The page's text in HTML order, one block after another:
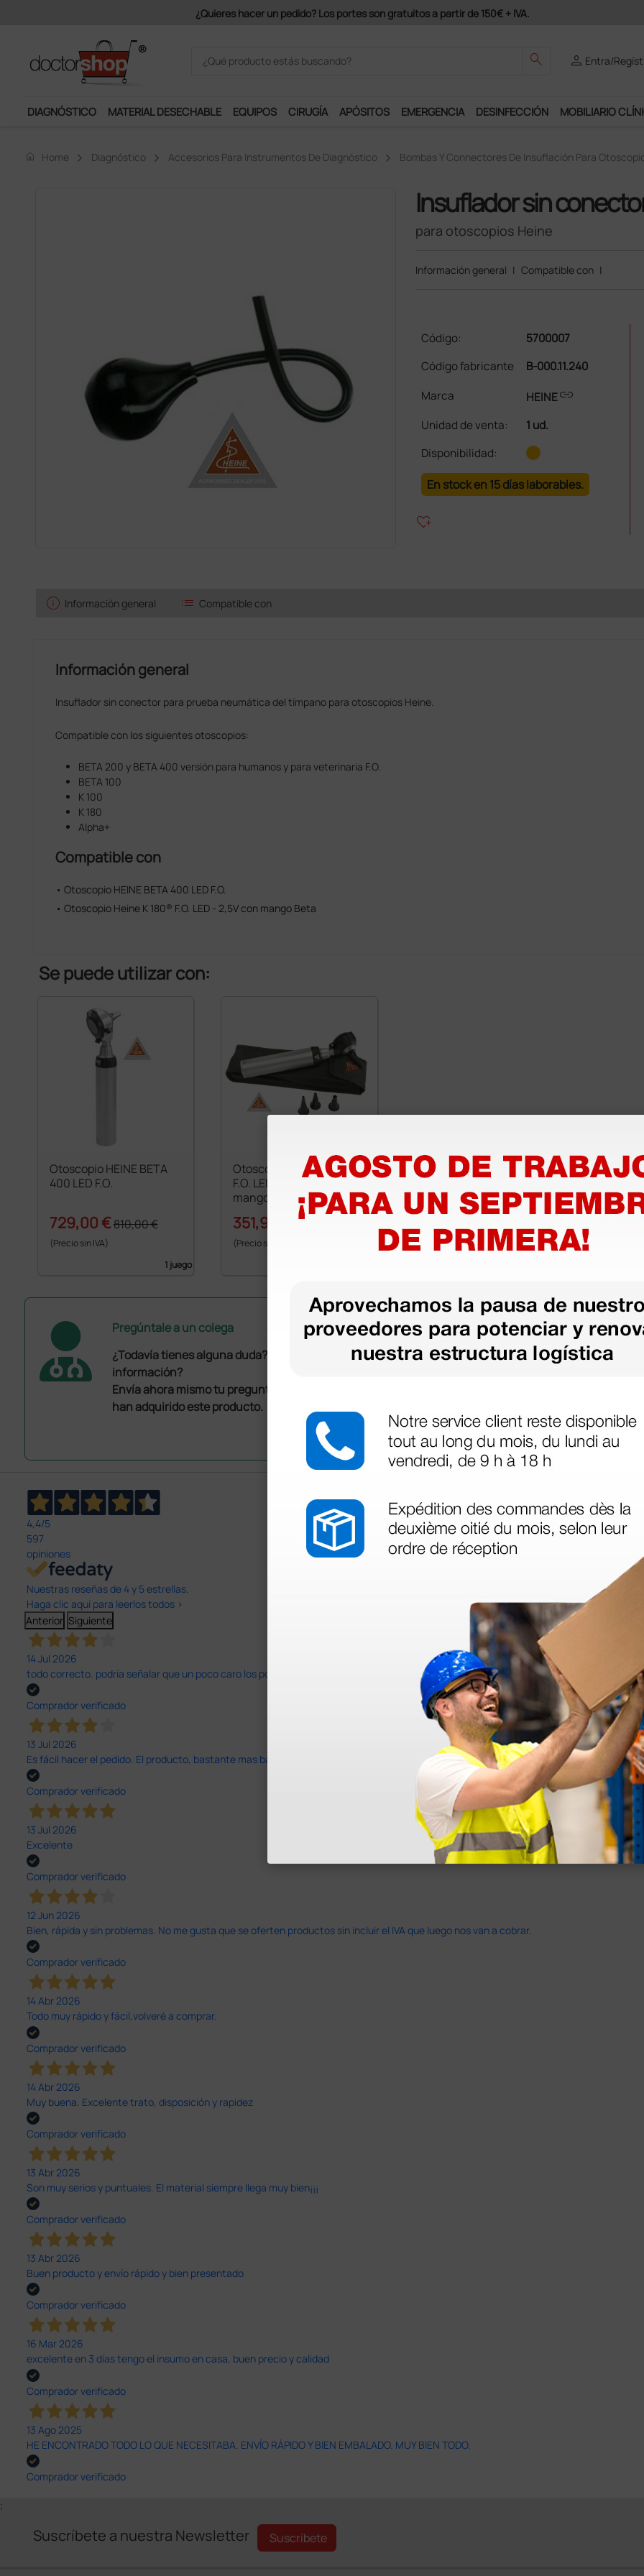
Únete al programa Ds Plus y podrás disfrutar de muchos servicios exclusivos.
search person Entra/
DIAGNÓSTICO MATERIAL DESECHABLE EQUIPOS CIRUGÍA APÓSITOS EMERGENCIA DESINFECCIÓN MOBILIARIO
home Home Diagnóstico Accesorios Para Instrumentos De Diagnóstico Bombas Y Connectores De Insuflación Para
Insuflador sin
para otoscopios Heine
Información general | Compatible con |
Código:
5700007
Código fabricante
B-000.11.240
Marca
HEINElink
Unidad de venta:
1 ud.
Disponibilidad:
En stock en 15 días laborables.
heart_plus
info Información general list Compatible con
Información general
Insuflador sin conector para prueba neumática del tímpano para otoscopios Heine.
Compatible con los siguientes otoscopios:
BETA 200 y BETA 400 versión para humanos y para veterinaria F.O.
BETA 100
K 100
K 180
Alpha+
Compatible con
• Otoscopio HEINE BETA 400 LED F.O.
• Otoscopio Heine K 180® F.O. LED - 2,5V con mango Beta
Se puede utilizar con:
Otoscopio HEINE BETA
400 LED F.O.
729,00 €810,00 €
(Precio sin IVA)
1 juego
Otoscopio Heine K 180®
F.O. LED - 2,5V con
mango Beta
351,90 € 391,00 €
(Precio sin IVA)
Pregúntale a un colega
¿Todavía tienes alguna duda? ¿Necesitas más
información?
Envía ahora mismo tu pregunta a los colegas que ya
han adquirido este producto.
4,4/5
597
opiniones
Nuestras reseñas de 4 y 5 estrellas.
Haga clic aquí para leerlos todos >
Anterior Siguiente
14 Jul 2026
todo correcto. podria señalar que un poco caro los portes y el plazo de entrega se alarga.
Comprador verificado
13 Jul 2026
Es fácil hacer el pedido. El producto, bastante mas barato que en otras plataformas de material médico. Pero el envío cuesta más del
Comprador verificado
13 Jul 2026
Excelente
Comprador verificado
12 Jun 2026
Bien, rápida y sin problemas. No me gusta que se oferten productos sin incluir el IVA que luego nos van a cobrar.
Comprador verificado
14 Abr 2026
Todo muy rápido y fácil,volveré a comprar.
Comprador verificado
14 Abr 2026
Muy buena. Excelente trato, disposición y rapidez
Comprador verificado
13 Abr 2026
Son muy serios y puntuales. El material siempre llega muy bien¡¡¡
Comprador verificado
13 Abr 2026
Buen producto y envío rápido y bien presentado
Comprador verificado
16 Mar 2026
excelente en 3 días tengo el insumo en casa, buen precio y calidad
Comprador verificado
13 Ago 2025
HE ENCONTRADO TODO LO QUE NECESITABA. ENVÍO RÁPIDO Y BIEN EMBALADO. MUY BIEN TODO.
Comprador verificado
;
Suscríbete a nuestra Newsletter Suscríbete